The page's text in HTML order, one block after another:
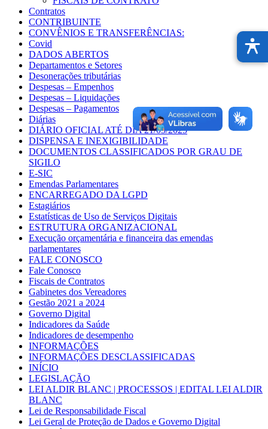
Contratos
CONTRIBUINTE
CONVÊNIOS E TRANSFERÊNCIAS:
Covid
DADOS ABERTOS
Departamentos e Setores
Desonerações tributárias
Despesas – Empenhos
Despesas – Liquidações
Despesas – Pagamentos
Diárias
DIÁRIO OFICIAL ATÉ DIA 21/03/2025
DISPENSA E INEXIGIBILIDADE
DOCUMENTOS CLASSIFICADOS POR GRAU DE
SIGILO
E-SIC
Emendas Parlamentares
ENCARREGADO DA LGPD
Estagiários
Estatísticas de Uso de Serviços Digitais
ESTRUTURA ORGANIZACIONAL
Execução orçamentária e financeira das emendas
parlamentares
FALE CONOSCO
Fale Conosco
Fiscais de Contratos
Gabinetes dos Vereadores
Gestão 2021 a 2024
Governo Digital
Indicadores da Saúde
Indicadores de desempenho
INFORMAÇÕES
INFORMAÇÕES DESCLASSIFICADAS
INÍCIO
LEGISLAÇÃO
LEI ALDIR BLANC | PROCESSOS | EDITAL LEI ALDIR
BLANC
Lei de Responsabilidade Fiscal
Lei Geral de Proteção de Dados e Governo Digital